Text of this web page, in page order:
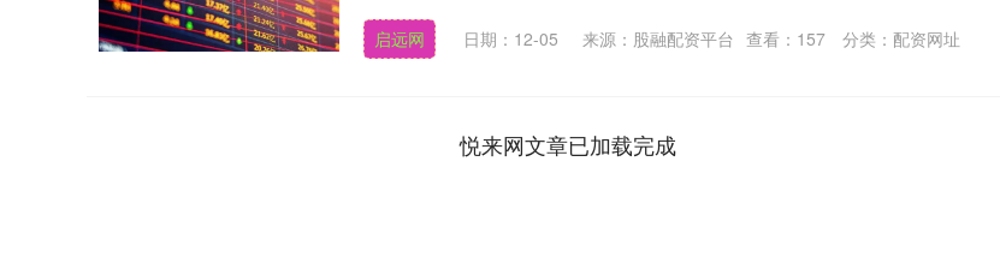
启远网 日期：12-05 来源：股融配资平台 查看： 157 分类： 配资网址
悦来网文章已加载完成